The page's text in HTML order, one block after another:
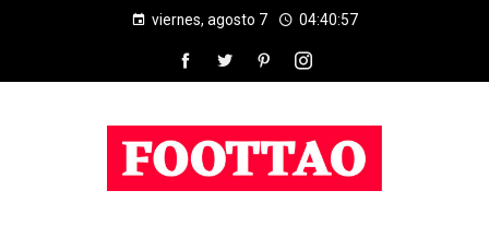
viernes, agosto 7 04:40:57